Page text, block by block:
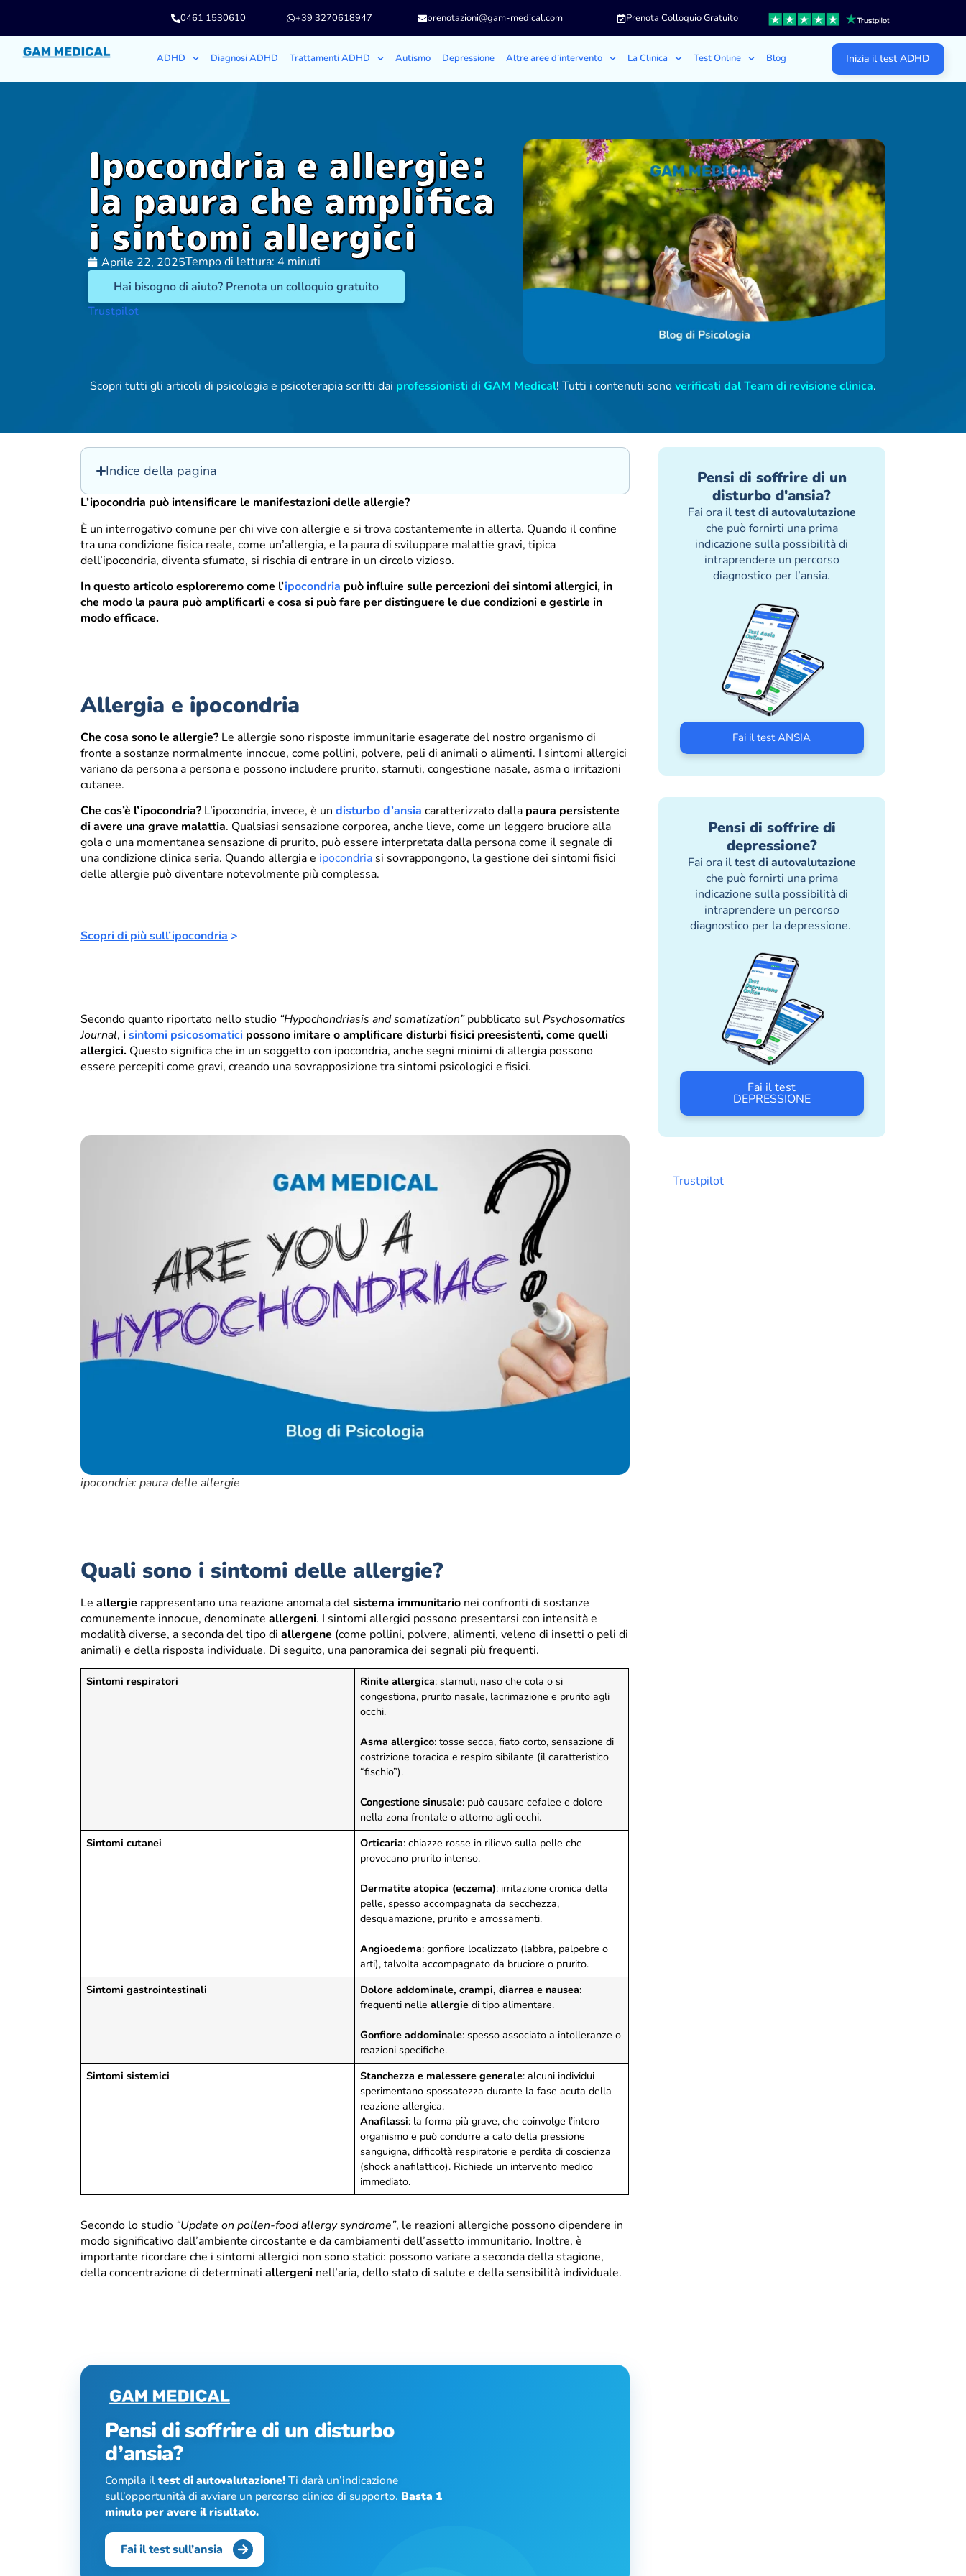
0461 1530610 +39 3270618947 prenotazioni@gam-medical.com Prenota Colloquio Gratuito
ADHD Diagnosi ADHD Trattamenti ADHD Autismo Depressione Altre aree d’intervento La Clinica Test Online Blog Inizia il test ADHD
Ipocondria e allergie:
la paura che amplifica
i sintomi allergici
Aprile 22, 2025Tempo di lettura: 4 minuti
Hai bisogno di aiuto? Prenota un colloquio gratuito
Trustpilot
Scopri tutti gli articoli di psicologia e psicoterapia scritti dai professionisti di GAM Medical! Tutti i contenuti sonoverificati dal Team di revisione clinica.
Indice della pagina
L’ipocondria può intensificare le manifestazioni delle allergie?
È un interrogativo comune per chi vive con allergie e si trova costantemente in allerta. Quando il confine
tra una condizione fisica reale, come un’allergia, e la paura di sviluppare malattie gravi, tipica
dell’ipocondria, diventa sfumato, si rischia di entrare in un circolo vizioso.
In questo articolo esploreremo come l’ipocondria può influire sulle percezioni dei sintomi allergici, in
che modo la paura può amplificarli e cosa si può fare per distinguere le due condizioni e gestirle in
modo efficace.
Allergia e ipocondria
Che cosa sono le allergie? Le allergie sono risposte immunitarie esagerate del nostro organismo di
fronte a sostanze normalmente innocue, come pollini, polvere, peli di animali o alimenti. I sintomi allergici
variano da persona a persona e possono includere prurito, starnuti, congestione nasale, asma o irritazioni
cutanee.
Che cos’è l’ipocondria? L’ipocondria, invece, è un disturbo d’ansia caratterizzato dalla paura persistente
di avere una grave malattia. Qualsiasi sensazione corporea, anche lieve, come un leggero bruciore alla
gola o una momentanea sensazione di prurito, può essere interpretata dalla persona come il segnale di
una condizione clinica seria. Quando allergia e ipocondria si sovrappongono, la gestione dei sintomi fisici
delle allergie può diventare notevolmente più complessa.
Scopri di più sull’ipocondria>
Secondo quanto riportato nello studio “Hypochondriasis and somatization”pubblicato sul Psychosomatics
Journal, isintomi psicosomatici possono imitare o amplificare disturbi fisici preesistenti, come quelli
allergici. Questo significa che in un soggetto con ipocondria, anche segni minimi di allergia possono
essere percepiti come gravi, creando una sovrapposizione tra sintomi psicologici e fisici.
ipocondria: paura delle allergie
Quali sono i sintomi delle allergie?
Le allergie rappresentano una reazione anomala delsistema immunitario nei confronti di sostanze
comunemente innocue, denominate allergeni. I sintomi allergici possono presentarsi con intensità e
modalità diverse, a seconda del tipo di allergene (come pollini, polvere, alimenti, veleno di insetti o peli di
animali) e della risposta individuale. Di seguito, una panoramica dei segnali più frequenti.
Sintomi respiratori Rinite allergica: starnuti, naso che cola o si
congestiona, prurito nasale, lacrimazione e prurito agli
occhi.
Asma allergico: tosse secca, fiato corto, sensazione di
costrizione toracica e respiro sibilante (il caratteristico
“fischio”).
Congestione sinusale: può causare cefalee e dolore
nella zona frontale o attorno agli occhi.
Sintomi cutanei
Orticaria: chiazze rosse in rilievo sulla pelle che
provocano prurito intenso.
Dermatite atopica (eczema): irritazione cronica della
pelle, spesso accompagnata da secchezza,
desquamazione, prurito e arrossamenti.
Angioedema: gonfiore localizzato (labbra, palpebre o
arti), talvolta accompagnato da bruciore o prurito.
Sintomi gastrointestinali
Dolore addominale, crampi, diarrea e nausea:
frequenti nelleallergie di tipo alimentare.
Gonfiore addominale: spesso associato a intolleranze o
reazioni specifiche.
Sintomi sistemici
Stanchezza e malessere generale: alcuni individui
sperimentano spossatezza durante la fase acuta della
reazione allergica.
Anafilassi: la forma più grave, che coinvolge l’intero
organismo e può condurre a calo della pressione
sanguigna, difficoltà respiratorie e perdita di coscienza
(shock anafilattico). Richiede un intervento medico
immediato.
Secondo lo studio “Update on pollen-food allergy syndrome”, le reazioni allergiche possono dipendere in
modo significativo dall’ambiente circostante e da cambiamenti dell’assetto immunitario. Inoltre, è
importante ricordare che i sintomi allergici non sono statici: possono variare a seconda della stagione,
della concentrazione di determinati allergeni nell’aria, dello stato di salute e della sensibilità individuale.
Pensi di soffrire di un disturbo
d’ansia?
Compila iltest di autovalutazione!Ti darà un’indicazione
sull’opportunità di avviare un percorso clinico di supporto. Basta 1
minuto per avere il risultato.
Fai il test sull’ansia
Pensi di soffrire di un
disturbo d'ansia?
Fai ora iltest di autovalutazione
che può fornirti una prima
indicazione sulla possibilità di
intraprendere un percorso
diagnostico per l’ansia.
Fai il test ANSIA
Pensi di soffrire di
depressione?
Fai ora iltest di autovalutazione
che può fornirti una prima
indicazione sulla possibilità di
intraprendere un percorso
diagnostico per la depressione.
Fai il test
DEPRESSIONE
Trustpilot